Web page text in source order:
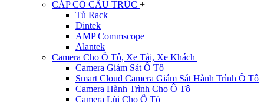
CÁP CÓ CẤU TRÚC +
Tủ Rack
Dintek
AMP Commscope
Alantek
Camera Cho Ô Tô, Xe Tải, Xe Khách +
Camera Giám Sát Ô Tô
Smart Cloud Camera Giám Sát Hành Trình Ô Tô
Camera Hành Trình Cho Ô Tô
Camera Lùi Cho Ô Tô